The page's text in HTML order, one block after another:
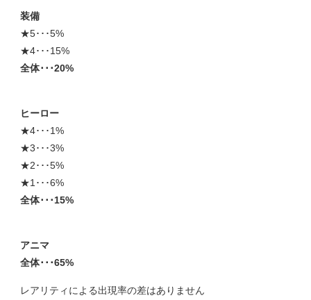
装備
★5･･･5%
★4･･･15%
全体･･･20%
ヒーロー
★4･･･1%
★3･･･3%
★2･･･5%
★1･･･6%
全体･･･15%
アニマ
全体･･･65%
レアリティによる出現率の差はありません